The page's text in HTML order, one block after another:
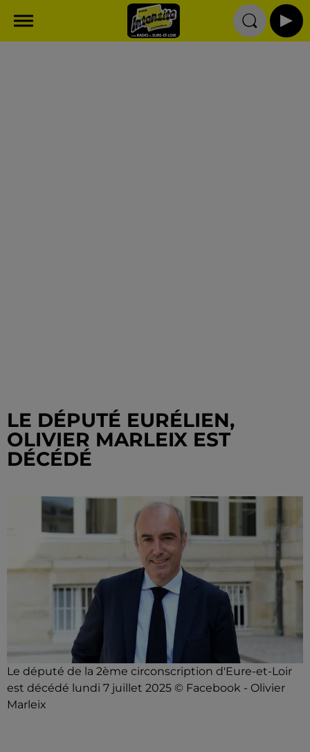
LE DÉPUTÉ EURÉLIEN,
OLIVIER MARLEIX EST
DÉCÉDÉ
Le député de la 2ème circonscription d'Eure-et-Loir
est décédé lundi 7 juillet 2025 © Facebook - Olivier
Marleix